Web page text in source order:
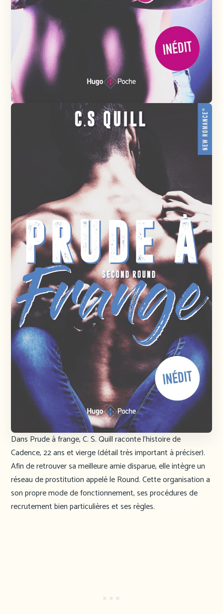
Dans Prude à frange, C. S. Quill raconte l’histoire de
Cadence, 22 ans et vierge (détail très important à préciser).
Afin de retrouver sa meilleure amie disparue, elle intègre un
réseau de prostitution appelé le Round. Cette organisation a
son propre mode de fonctionnement, ses procédures de
recrutement bien particulières et ses règles.